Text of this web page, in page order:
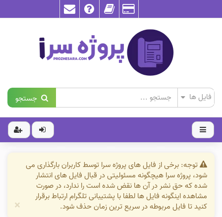
جستجو
توجه: برخی از فایل های پروژه سرا توسط کاربران بارگذاری می
شود، پروژه سرا هیچگونه مسئولیتی در قبال فایل های انتشار
شده که حق نشر در آن ها نقض شده است را ندارد، در صورت
مشاهده اینگونه فایل ها لطفا با پشتیبانی تلگرام ارتباط برقرار
کنید تا فایل مربوطه در سریع ترین زمان حذف شود.
×